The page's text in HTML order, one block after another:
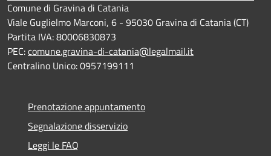
Comune di Gravina di Catania
Viale Guglielmo Marconi, 6 - 95030 Gravina di Catania (CT)
Partita IVA: 80006830873
PEC:comune.gravina-di-catania@legalmail.it
Centralino Unico: 0957199111
Prenotazione appuntamento
Segnalazione disservizio
Leggi le FAQ